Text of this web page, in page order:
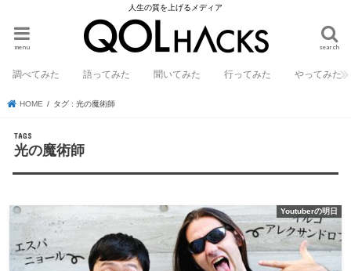
人生の質を上げるメディア
search
menu
調べてみた 語ってみた 聞いてみた 行ってみた やってみた
HOME タグ : 光の魔術師
光の魔術師
Youtuberの明日